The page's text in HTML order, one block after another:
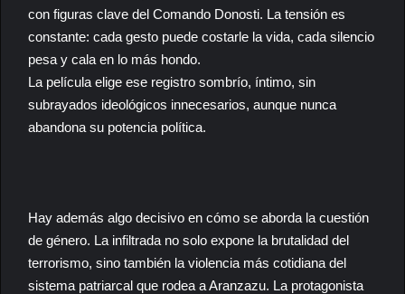
con figuras clave del Comando Donosti. La tensión es
constante: cada gesto puede costarle la vida, cada silencio
pesa y cala en lo más hondo.
La película elige ese registro sombrío, íntimo, sin
subrayados ideológicos innecesarios, aunque nunca
abandona su potencia política.
Hay además algo decisivo en cómo se aborda la cuestión
de género. La infiltrada no solo expone la brutalidad del
terrorismo, sino también la violencia más cotidiana del
sistema patriarcal que rodea a Aranzazu. La protagonista